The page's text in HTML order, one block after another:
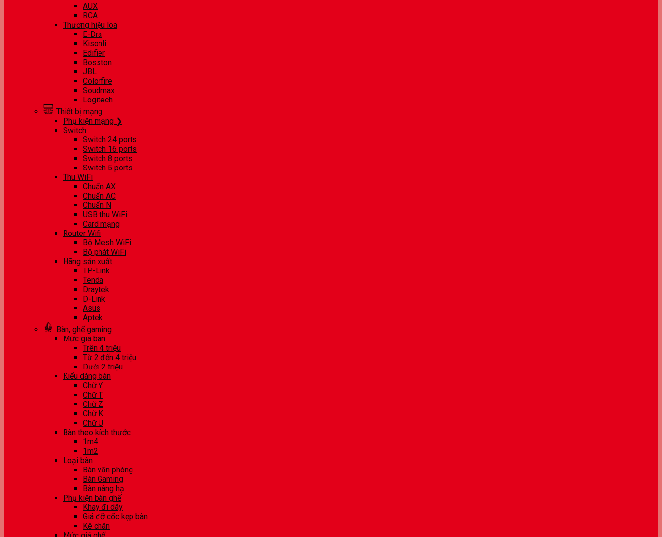
AUX
RCA
Thương hiệu loa
E-Dra
Kisonli
Edifier
Bosston
JBL
Colorfire
Soudmax
Logitech
Thiết bị mạng
Phụ kiện mạng ❯
Switch
Switch 24 ports
Switch 16 ports
Switch 8 ports
Switch 5 ports
Thu WiFi
Chuẩn AX
Chuẩn AC
Chuẩn N
USB thu WiFi
Card mạng
Router Wifi
Bộ Mesh WiFi
Bộ phát WiFi
Hãng sản xuất
TP-Link
Tenda
Draytek
D-Link
Asus
Aptek
Bàn, ghế gaming
Mức giá bàn
Trên 4 triệu
Từ 2 đến 4 triệu
Dưới 2 triệu
Kiểu dáng bàn
Chữ Y
Chữ T
Chữ Z
Chữ K
Chữ U
Bàn theo kích thước
1m4
1m2
Loại bàn
Bàn văn phòng
Bàn Gaming
Bàn nâng hạ
Phụ kiện bàn ghế
Khay đi dây
Giá đỡ cốc kẹp bàn
Kê chân